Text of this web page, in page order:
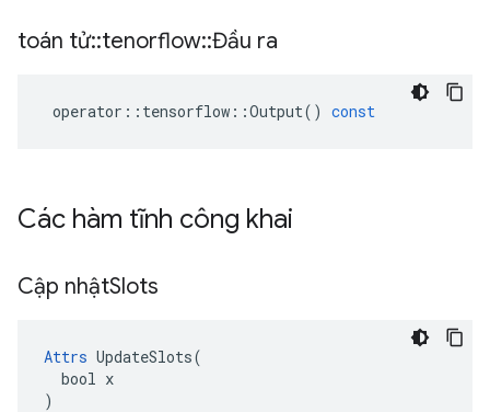
toán tử::tenorflow::Đầu ra
operator :: tensorflow ::Output() const
Các hàm tĩnh công khai
Cập nhậtSlots
Attrs UpdateSlots(
  bool x
)